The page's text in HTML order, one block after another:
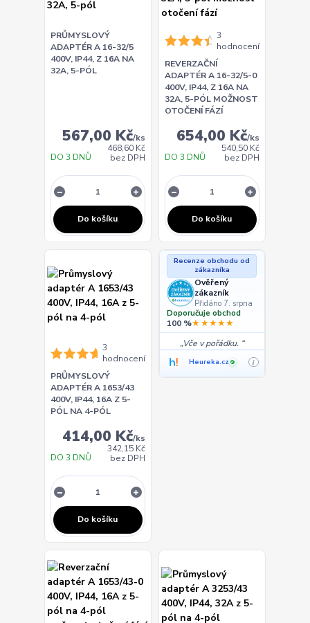
PRŮMYSLOVÝ
ADAPTÉR A 16-32/5
400V, IP44, Z 16A NA
32A, 5-PÓL
567,00 Kč/ks
468,60 Kč
bez DPH
DO 3 DNŮ
Do košíku
3
hodnocení
REVERZAČNÍ
ADAPTÉR A 16-32/5-0
400V, IP44, Z 16A NA
32A, 5-PÓL MOŽNOST
OTOČENÍ FÁZÍ
654,00 Kč/ks
540,50 Kč
bez DPH
DO 3 DNŮ
Do košíku
3
hodnocení
PRŮMYSLOVÝ
ADAPTÉR A 1653/43
400V, IP44, 16A Z 5-
PÓL NA 4-PÓL
414,00 Kč/ks
342,15 Kč
bez DPH
DO 3 DNŮ
Do košíku
Recenze obchodu od
zákazníka
Ověřený
zákazník
Přidáno 7. srpna
Doporučuje obchod
100 %★★★★★
Vče v pořádku.
Heureka.cz ✓ i